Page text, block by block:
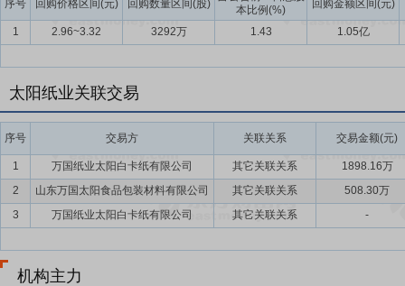
序号 回购价格区间(元) 回购数量区间(股)
本比例(%)
回购金额区间(元)
1 2.96~3.32 3292万 1.43 1.05亿
太阳纸业关联交易
序号 交易方 关联关系 交易金额(元)
1 万国纸业太阳白卡纸有限公司 其它关联关系
1898.16万
2
山东万国太阳食品包装材料有限公司 其它关联关系
508.30万
3
万国纸业太阳白卡纸有限公司 其它关联关系 -
机构主力